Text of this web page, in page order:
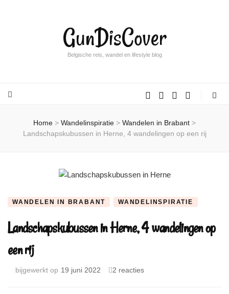
GunDisCover
Belgische reis, wandel en lifestyle blog
Home > Wandelinspiratie > Wandelen in Brabant >
Landschapskubussen in Herne, 4 wandelingen op een rij
WANDELEN IN BRABANT WANDELINSPIRATIE
Landschapskubussen in Herne, 4 wandelingen op
een rij
bijgewerkt op 19 juni 2022 2 reacties